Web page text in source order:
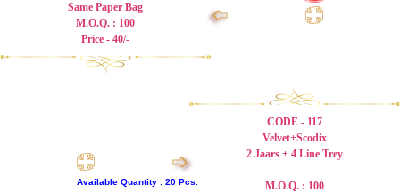
Same Paper Bag
M.O.Q. : 100
Price - 40/-
➩
Available Quantity : 20 Pcs.
➩
CODE - 117
Velvet+Scodix
2 Jaars + 4 Line Trey
M.O.Q. : 100